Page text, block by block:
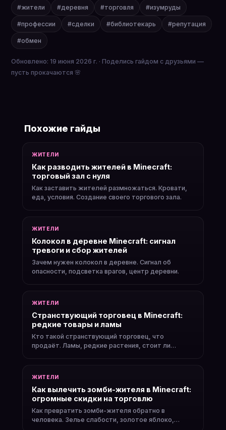
#жители #деревня #торговля #изумруды
#профессии #сделки #библиотекарь #репутация
#обмен
Обновлено: 19 июня 2026 г. · Поделись гайдом с друзьями —
пусть прокачаются 🌸
Похожие гайды
ЖИТЕЛИ
Как разводить жителей в Minecraft:
торговый зал с нуля
Как заставить жителей размножаться. Кровати,
еда, условия. Создание своего торгового зала.
ЖИТЕЛИ
Колокол в деревне Minecraft: сигнал
тревоги и сбор жителей
Зачем нужен колокол в деревне. Сигнал об
опасности, подсветка врагов, центр деревни.
ЖИТЕЛИ
Странствующий торговец в Minecraft:
редкие товары и ламы
Кто такой странствующий торговец, что
продаёт. Ламы, редкие растения, стоит ли
ЖИТЕЛИ
Как вылечить зомби-жителя в Minecraft:
огромные скидки на торговлю
Как превратить зомби-жителя обратно в
человека. Зелье слабости, золотое яблоко,